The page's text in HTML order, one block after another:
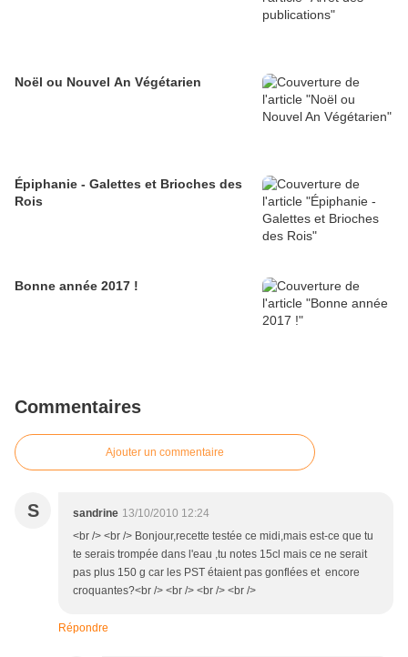
Noël ou Nouvel An Végétarien
Épiphanie - Galettes et Brioches des
Rois
Bonne année 2017 !
Commentaires
Ajouter un commentaire
S sandrine 13/10/2010 12:24
<br /> <br /> Bonjour,recette testée ce midi,mais est-ce que tu
te serais trompée dans l'eau ,tu notes 15cl mais ce ne serait
pas plus 150 g car les PST étaient pas gonflées et encore
croquantes?<br /> <br /> <br /> <br />
Répondre